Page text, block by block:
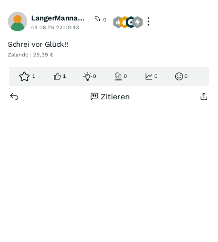
LangerMannausMUC
0
04.08.26 22:00:43
Schrei vor Glück!!
Zalando | 25,39 €
1 1 0 0 0 0
Zitieren